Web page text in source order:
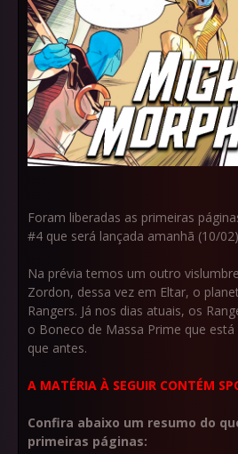
Foram liberadas as primeiras
#4 que será lançada amanhã (10/
Na prévia temos um outro
Zordon, dessa vez em Eltar, o
Rangers. Já nos dias atuais, os
o Boneco de Massa Prime que
que antes.
A MATÉRIA À SEGUIR CONTÉM
Confira abaixo um resumo do
primeiras páginas: